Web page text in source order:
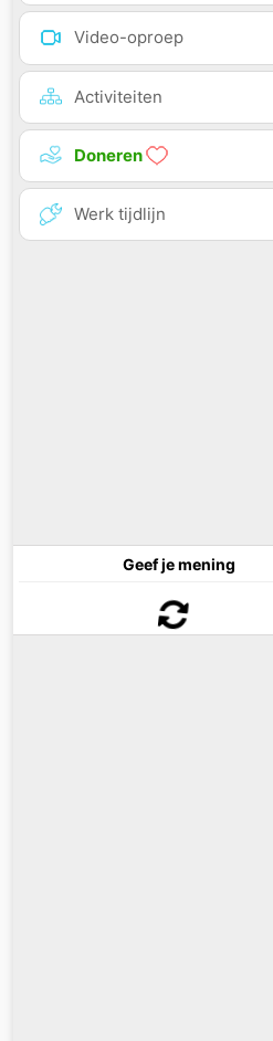
Video-oproep
Activiteiten
Doneren
Werk tijdlijn
Geef je mening